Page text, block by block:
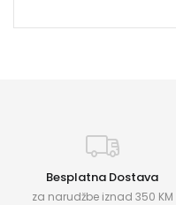
Besplatna Dostava
za narudžbe iznad 350 KM